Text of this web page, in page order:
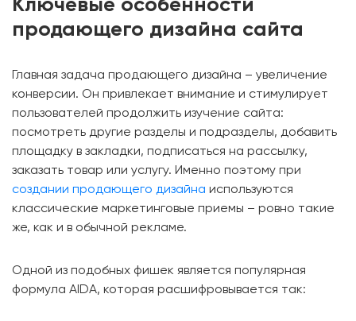
продающего дизайна сайта
Главная задача продающего дизайна – увеличение
конверсии. Он привлекает внимание и стимулирует
пользователей продолжить изучение сайта:
посмотреть другие разделы и подразделы, добавить
площадку в закладки, подписаться на рассылку,
заказать товар или услугу. Именно поэтому при
создании продающего дизайна используются
классические маркетинговые приемы – ровно такие
же, как и в обычной рекламе.
Одной из подобных фишек является популярная
формула AIDA, которая расшифровывается так: